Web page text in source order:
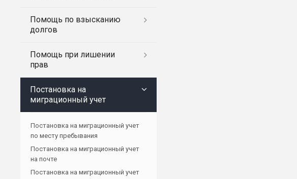
Помощь по взысканию
долгов
Помощь при лишении
прав
Постановка на
миграционный учет
Постановка на миграционный учет
по месту пребывания
Постановка на миграционный учет
на почте
Постановка на миграционный учет